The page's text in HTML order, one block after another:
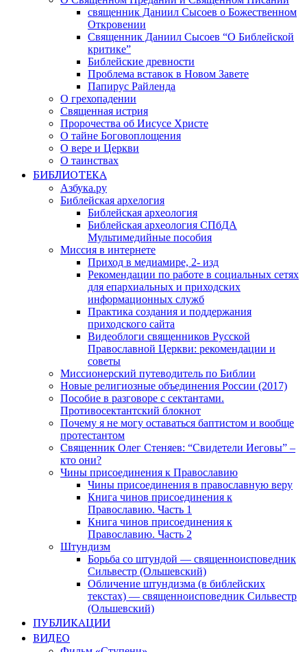
священник Даниил Сысоев о Божественном
Откровении
Священник Даниил Сысоев “О Библейской
критике”
Библейские древности
Проблема вставок в Новом Завете
Папирус Райленда
О грехопадении
Священная истрия
Пророчества об Иисусе Христе
О тайне Боговоплощения
О вере и Церкви
О таинствах
БИБЛИОТЕКА
Азбука.ру
Библейская архелогия
Библейская археология
Библейская археология СПбДА
Мультимедийные пособия
Миссия в интернете
Приход в медиамире, 2- изд
Рекомендации по работе в социальных сетях
для епархиальных и приходских
информационных служб
Практика создания и поддержания
приходского сайта
Видеоблоги священников Русской
Православной Церкви: рекомендации и
советы
Миссионерский путеводитель по Библии
Новые религиозные объединения России (2017)
Пособие в разговоре с сектантами.
Противосектантский блокнот
Почему я не могу оставаться баптистом и вообще
протестантом
Священник Олег Стеняев: “Свидетели Иеговы” –
кто они?
Чины присоединения к Православию
Чины присоединения в православную веру
Книга чинов присоединения к
Православию. Часть 1
Книга чинов присоединения к
Православию. Часть 2
Штундизм
Борьба со штундой — священноисповедник
Сильвестр (Ольшевский)
Обличение штундизма (в библейских
текстах) — священноисповедник Сильвестр
(Ольшевский)
ПУБЛИКАЦИИ
ВИДЕО